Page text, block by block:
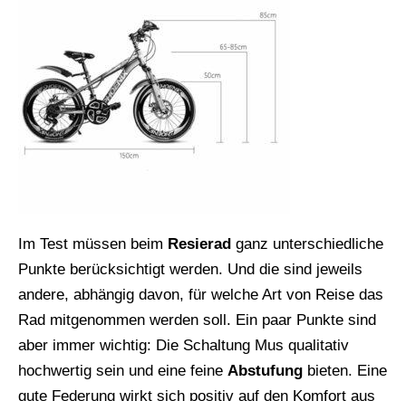
Im Test müssen beim Resierad ganz unterschiedliche
Punkte berücksichtigt werden. Und die sind jeweils
andere, abhängig davon, für welche Art von Reise das
Rad mitgenommen werden soll. Ein paar Punkte sind
aber immer wichtig: Die Schaltung Mus qualitativ
hochwertig sein und eine feine Abstufung bieten. Eine
gute Federung wirkt sich positiv auf den Komfort aus